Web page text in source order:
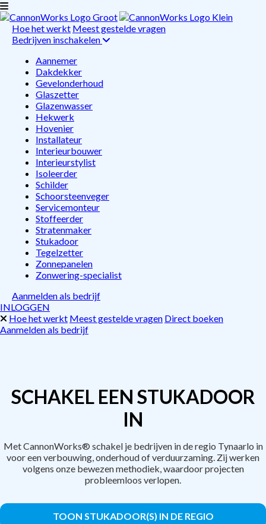
Hoe het werkt Meest gestelde vragen
Bedrijven inschakelen
Aannemer
Dakdekker
Gevelonderhoud
Glaszetter
Glazenwasser
Hekwerk
Hovenier
Installateur
Interieurbouwer
Interieurstylist
Isoleerder
Schilder
Schoorsteenveger
Servicemonteur
Stoffeerder
Stratenmaker
Stukadoor
Tegelzetter
Zonnepanelen
Zonwering-specialist
Aanmelden als bedrijf
INLOGGEN
Hoe het werkt Meest gestelde vragen Direct boeken
Aanmelden als bedrijf
SCHAKEL EEN STUKADOOR
IN
Met CannonWorks® schakel je bedrijven in de regio Tynaarlo in
voor een verbouwing, onderhoud of verduurzaming. Zij werken
volgens onze bewezen methodiek, waardoor projecten
probleemloos verlopen.
TOON STUKADOOR(S) IN DE REGIO